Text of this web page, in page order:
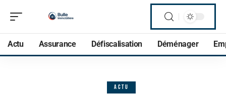
Actu Assurance Défiscalisation Déménager
ACTU